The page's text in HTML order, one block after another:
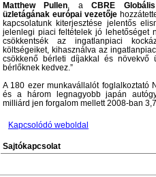
Matthew Pullen, aCBRE
üzletágának európai vezetője
kapcsolatunk kiterjesztése jelentős
jelenlegi piaci feltételek jó lehetőséget
csökkentsék az ingatlanpiaci
költségeiket, kihasználva az
csökkenő bérleti díjakkal és növekvő
bérlőknek kedvez.”
A 180 ezer munkavállalót foglalkoztató
és a három legnagyobb japán
milliárd jen forgalom mellett 2008-ban
Kapcsolódó weboldal
Sajtókapcsolat